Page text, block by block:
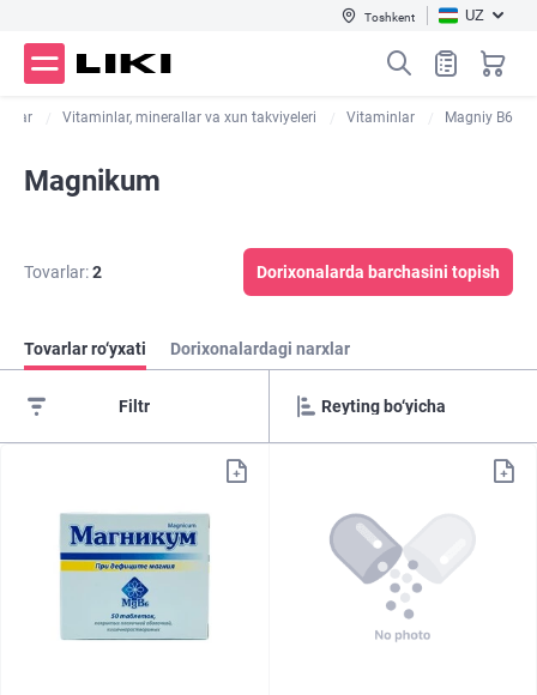
Toshkent UZ
Vitaminlar, minerallar va xun takviyeleri Vitaminlar Magniy B6
Magnikum
Tovarlar:2 Dorixonalarda barchasini topish
Tovarlar ro‘yxati Dorixonalardagi narxlar
Filtr